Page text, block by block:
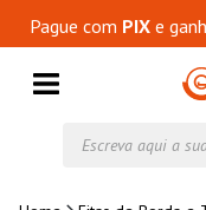
Pague com PIXe